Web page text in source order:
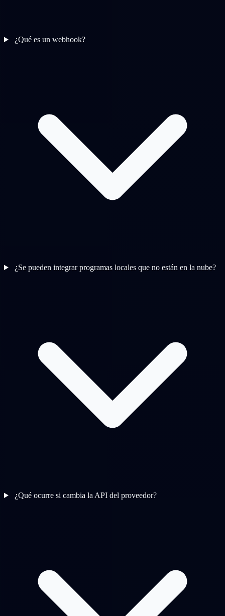
¿Qué es un webhook?
¿Se pueden integrar programas locales que no están en la nube?
¿Qué ocurre si cambia la API del proveedor?